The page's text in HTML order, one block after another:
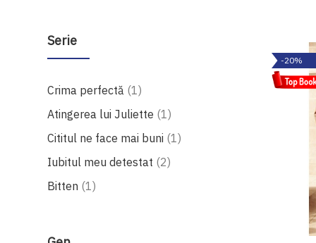
Serie
Crima perfectă 1produs
Atingerea lui Juliette 1produs
Cititul ne face mai buni 1produs
Iubitul meu detestat 2produse
Bitten 1produs
-20%